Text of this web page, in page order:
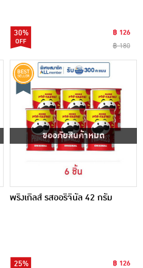
30%
฿ 126
฿ 180
ขออภัยสินค้าหมด
พริงเกิลส์ รสออริจินัล 42 กรัม
25%
฿ 126